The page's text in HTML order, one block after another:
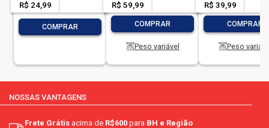
R$ 24,99
COMPRAR
R$ 59,99
COMPRAR
Peso variável
R$ 39,99
COMPRAR
Peso
NOSSAS VANTAGENS
Frete Grátis acima de R$600 para BH e Região